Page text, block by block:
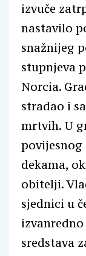
izvuče
nastavilo
snažnijeg
stupnjeva
Norcia.
stradao i
mrtvih. U
povijesnog
dekama,
obitelji.
sjednici u
sredstava